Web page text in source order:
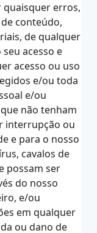
erros,
conteúdo,
de qualquer
acesso e
acesso ou uso
e/ou toda
e/ou
não tenham
interrupção ou
e para o nosso
cavalos de
possam ser
do nosso
e/ou
em qualquer
ou dano de